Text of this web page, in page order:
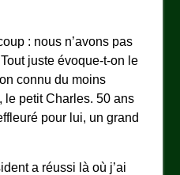
: nous n’avons pas
juste évoque-t-on le
connu du moins
le petit Charles. 50 ans
pour lui, un grand
a réussi là où j’ai